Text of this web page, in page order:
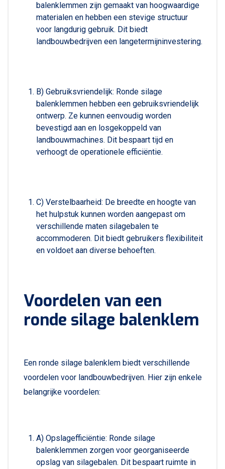
balenklemmen zijn gemaakt van hoogwaardige
materialen en hebben een stevige structuur
voor langdurig gebruik. Dit biedt
landbouwbedrijven een langetermijninvestering.
B) Gebruiksvriendelijk: Ronde silage
balenklemmen hebben een gebruiksvriendelijk
ontwerp. Ze kunnen eenvoudig worden
bevestigd aan en losgekoppeld van
landbouwmachines. Dit bespaart tijd en
verhoogt de operationele efficiëntie.
C) Verstelbaarheid: De breedte en hoogte van
het hulpstuk kunnen worden aangepast om
verschillende maten silagebalen te
accommoderen. Dit biedt gebruikers flexibiliteit
en voldoet aan diverse behoeften.
Voordelen van een
ronde silage balenklem
Een ronde silage balenklem biedt verschillende
voordelen voor landbouwbedrijven. Hier zijn enkele
belangrijke voordelen:
A) Opslagefficiëntie: Ronde silage
balenklemmen zorgen voor georganiseerde
opslag van silagebalen. Dit bespaart ruimte in